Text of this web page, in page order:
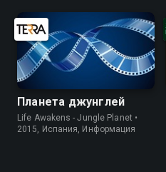
Планета джунглей
Life Awakens - Jungle Planet •
2015, Испания, Информация